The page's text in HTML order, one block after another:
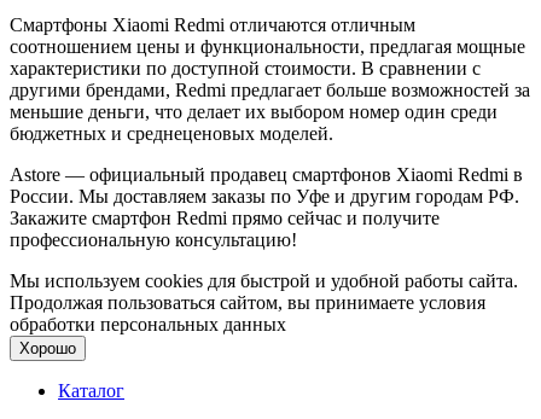
Смартфоны Xiaomi Redmi отличаются отличным
соотношением цены и функциональности, предлагая мощные
характеристики по доступной стоимости. В сравнении с
другими брендами, Redmi предлагает больше возможностей за
меньшие деньги, что делает их выбором номер один среди
бюджетных и среднеценовых моделей.
Astore — официальный продавец смартфонов Xiaomi Redmi в
России. Мы доставляем заказы по Уфе и другим городам РФ.
Закажите смартфон Redmi прямо сейчас и получите
профессиональную консультацию!
Мы используем cookies для быстрой и удобной работы сайта.
Продолжая пользоваться сайтом, вы принимаете условия
обработки персональных данных
Хорошо
Каталог